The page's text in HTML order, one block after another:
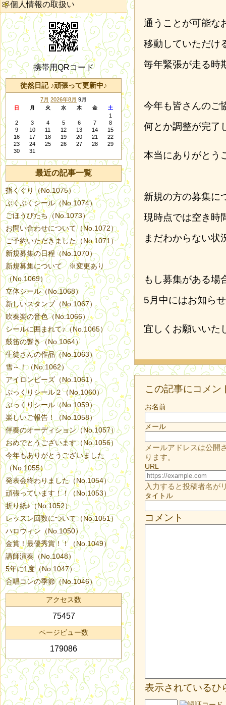
通うことが可能な
移動していただけ
毎年緊張が走る時
今年も皆さんのご
何とか調整が完了
本当にありがとう
新規の方の募集に
現時点では空き時
まだわからない状
もし募集がある場
5月中にはお知ら
宜しくお願いいた
この記事にコメン
お名前
メール
メールアドレスは公開
ります。
URL
入力すると投稿者名が
タイトル
コメント
表示されているひ
個人情報の取扱い
携帯用QRコード
徒然日記 ♪頑張って更新中♪
7月 2026年8月 9月
日 月 火 水 木 金 土
1
2
3 4 5 6 7
8
9
10 11 12 13 14
15
16
17 18 19 20 21
22
23
24 25 26 27 28
29
30
31
最近の記事一覧
指くぐり（No.1075）
ぷくぷくシール（No.1074）
ごほうびたち（No.1073）
お問い合わせについて（No.1072）
ご予約いただきました（No.1071）
新規募集の日程（No.1070）
新規募集について ※変更あり
（No.1069）
立体シール（No.1068）
新しいスタンプ（No.1067）
吹奏楽の音色（No.1066）
シールに囲まれて♪（No.1065）
鼓笛の響き（No.1064）
生徒さんの作品（No.1063）
雪～！（No.1062）
アイロンビーズ（No.1061）
ぷっくりシール２（No.1060）
ぷっくりシール（No.1059）
楽しいご報告！（No.1058）
伴奏のオーディション（No.1057）
おめでとうございます（No.1056）
今年もありがとうございました
（No.1055）
発表会終わりました（No.1054）
頑張っています！！（No.1053）
折り紙♪（No.1052）
レッスン回数について（No.1051）
ハロウィン（No.1050）
金賞！最優秀賞！！（No.1049）
講師演奏（No.1048）
5年に1度（No.1047）
合唱コンの季節（No.1046）
アクセス数
75457
ページビュー数
179086